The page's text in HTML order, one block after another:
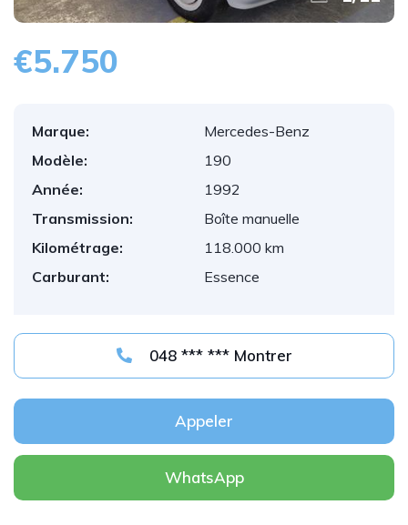
€5.750
Marque:
Mercedes-Benz
Modèle:
190
Année:
1992
Transmission:
Boîte manuelle
Kilométrage:
118.000 km
Carburant:
Essence
048 *** *** Montrer
Appeler
WhatsApp